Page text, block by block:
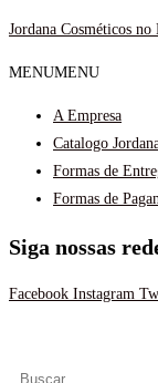
Ir
conteúdo
Jordana Cosméticos no
MENUMENU
A Empresa
Catalogo
Formas de
Formas de
Siga nossas
Facebook Instagram